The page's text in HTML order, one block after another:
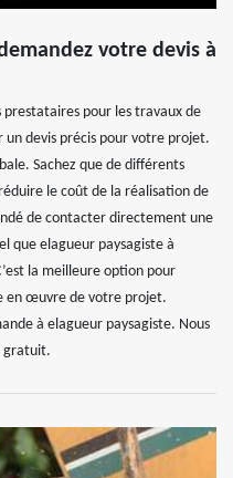
votre devis à
prestataires pour les travaux de
un devis précis pour votre projet.
Sachez que de différents
le coût de la réalisation de
de contacter directement une
que elagueur paysagiste à
la meilleure option pour
en œuvre de votre projet.
à elagueur paysagiste. Nous
gratuit.